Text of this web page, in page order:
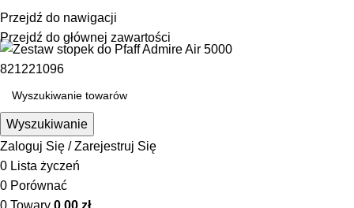
Przejdź do nawigacji
Przejdź do głównej zawartości
☎ +48 85 653 93 55
+48 85 653 93 55
biuro@maszyny-szwalnicze.pl
Wyszukiwanie
Zaloguj Się / Zarejestruj Się
0 Lista życzeń
0 Porównać
0 Towary 0,00 zł